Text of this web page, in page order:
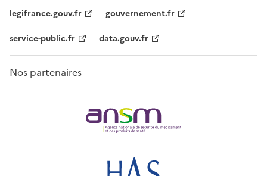
legifrance.gouv.fr
gouvernement.fr
service-public.fr
data.gouv.fr
Nos partenaires